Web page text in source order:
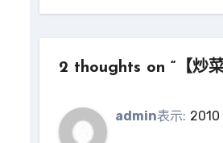
2 thoughts on “【炒
admin表示: 2010